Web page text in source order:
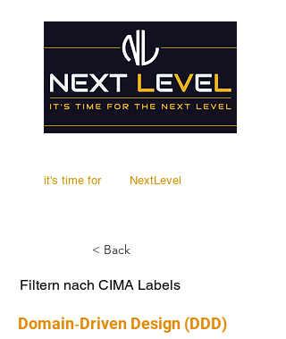
it's time for NextLevel
< Back
Filtern nach CIMA Labels
Domain‑Driven Design (DDD)